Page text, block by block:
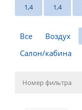
1,4 1,4
Все Воздух
Салон/кабина